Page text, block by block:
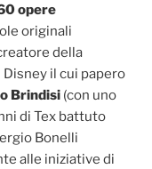
opere
originali
della
il cui papero
Brindisi (con uno
di Tex battuto
Bonelli
alle iniziative di